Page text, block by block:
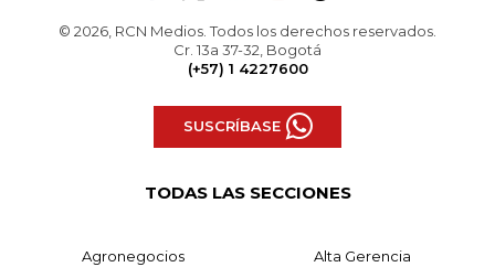
© 2026, RCN Medios. Todos los derechos reservados.
Cr. 13a 37-32, Bogotá
(+57) 1 4227600
SUSCRÍBASE
TODAS LAS SECCIONES
Agronegocios Alta Gerencia